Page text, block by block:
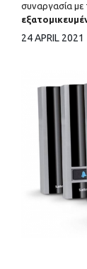
24 APRIL 2021
συναργασία με